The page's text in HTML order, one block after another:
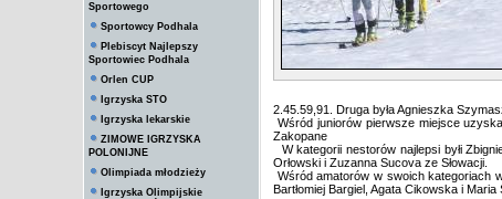
Sportowego
Sportowcy Podhala
Plebiscyt Najlepszy
Sportowiec Podhala
Orlen CUP
Igrzyska STO
Igrzyska lekarskie
ZIMOWE IGRZYSKA
POLONIJNE
Olimpiada młodzieży
Igrzyska Olimpijskie
2.45.59,91. Druga była Agnieszka
Wśród juniorów pierwsze miejsce
Zakopane
W kategorii nestorów najlepsi byłi
Orłowski i Zuzanna Sucova ze Słowacji.
Wśród amatorów w swoich kategoriach
Bartłomiej Bargiel, Agata Cikowska i Maria